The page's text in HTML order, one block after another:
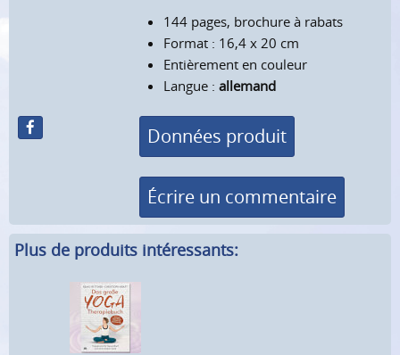
144 pages, brochure à rabats
Format : 16,4 x 20 cm
Entièrement en couleur
Langue :allemand
Données produit
Écrire un commentaire
Plus de produits intéressants: